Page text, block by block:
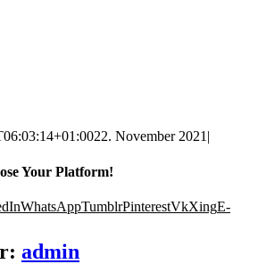
22. November 2021|
Your Platform!
WhatsAppTumblrPinterestVkXingE-
admin